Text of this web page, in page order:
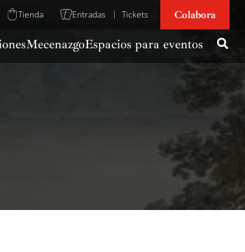
Tienda Entradas Tickets Colabora
MecenazgoEspacios para eventos